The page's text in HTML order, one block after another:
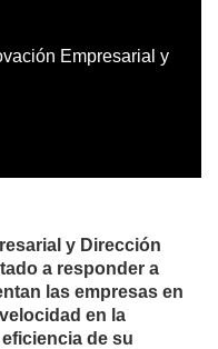
Empresarial y
y Dirección
a responder a
las empresas en
en la
de su